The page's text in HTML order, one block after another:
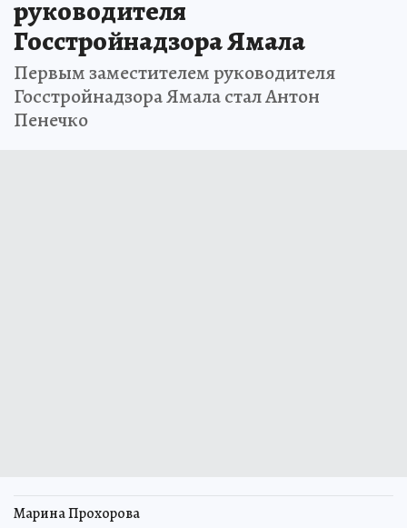
руководителя
Госстройнадзора Ямала
Первым заместителем руководителя
Госстройнадзора Ямала стал Антон
Пенечко
Марина Прохорова